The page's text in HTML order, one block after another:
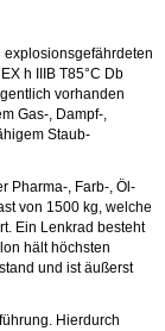
explosionsgefährdeten
h IIIB T85°C Db
vorhanden
Gas-, Dampf-,
Staub-
Pharma-, Farb-, Öl-
von 1500 kg, welche
Ein Lenkrad besteht
hält höchsten
und ist äußerst
Hierdurch